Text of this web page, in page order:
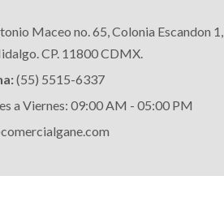
Maceo no. 65, Colonia Escandon 1,
CP. 11800 CDMX.
(55) 5515-6337
a Viernes: 09:00 AM - 05:00 PM